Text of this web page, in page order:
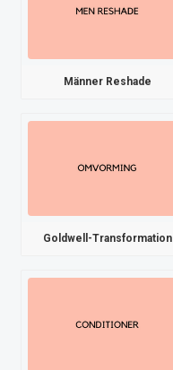
Männer Reshade
Goldwell-Transformation